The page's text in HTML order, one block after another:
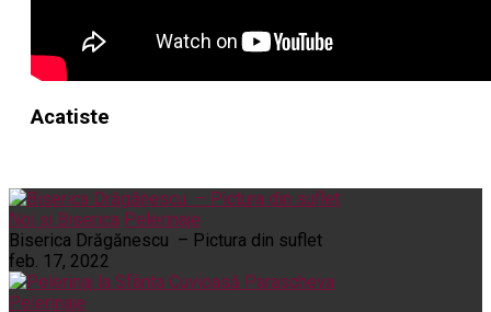
Acatiste
Noi și Biserica Pelerinaje
Biserica Drăgănescu – Pictura din suflet
feb. 17, 2022
Pelerinaje